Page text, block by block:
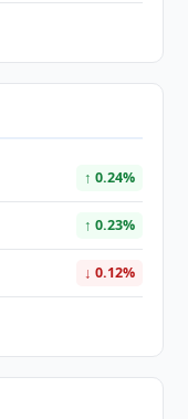
↑ 0.24%
↑ 0.23%
↓ 0.12%